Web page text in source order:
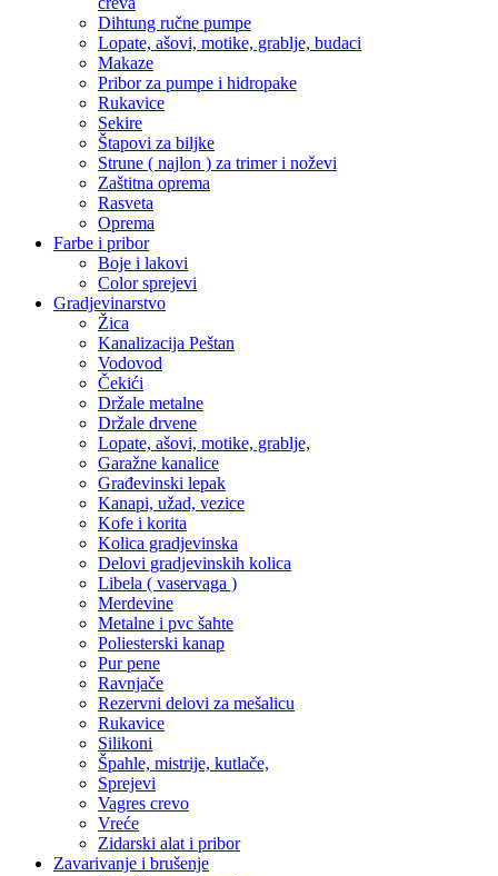
Dihtung ručne pumpe
Lopate, ašovi, motike, grablje, budaci
Makaze
Pribor za pumpe i hidropake
Rukavice
Sekire
Štapovi za biljke
Strune ( najlon ) za trimer i noževi
Zaštitna oprema
Rasveta
Oprema
Farbe i pribor
Boje i lakovi
Color sprejevi
Gradjevinarstvo
Žica
Kanalizacija Peštan
Vodovod
Čekići
Držale metalne
Držale drvene
Lopate, ašovi, motike, grablje,
Garažne kanalice
Građevinski lepak
Kanapi, užad, vezice
Kofe i korita
Kolica gradjevinska
Delovi gradjevinskih kolica
Libela ( vaservaga )
Merdevine
Metalne i pvc šahte
Poliesterski kanap
Pur pene
Ravnjače
Rezervni delovi za mešalicu
Rukavice
Silikoni
Špahle, mistrije, kutlače,
Sprejevi
Vagres crevo
Vreće
Zidarski alat i pribor
Zavarivanje i brušenje